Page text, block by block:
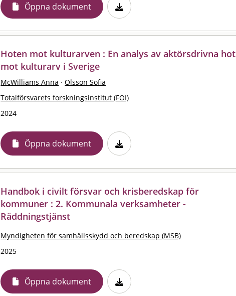
Öppna dokument
Hoten mot kulturarven : En analys av aktörsdrivna hot
mot kulturarv i Sverige
McWilliams Anna · Olsson Sofia
Totalförsvarets forskningsinstitut (FOI)
2024
Öppna dokument
Handbok i civilt försvar och krisberedskap för
kommuner : 2. Kommunala verksamheter -
Räddningstjänst
Myndigheten för samhällsskydd och beredskap (MSB)
2025
Öppna dokument